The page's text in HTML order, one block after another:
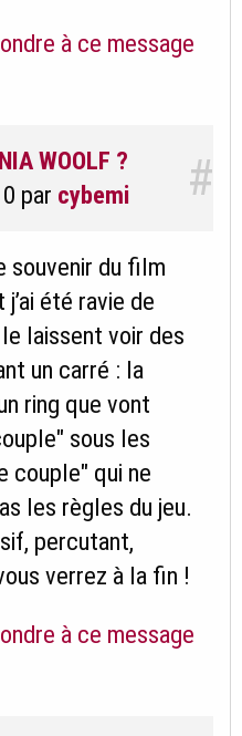
à ce message
#
WOOLF ?
par cybemi
souvenir du film
été ravie de
laissent voir des
un carré : la
ring que vont
sous les
couple" qui ne
les règles du jeu.
percutant,
verrez à la fin !
à ce message